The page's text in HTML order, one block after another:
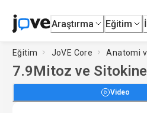
Araştırma Eğitim
Eğitim JoVE Core Anatomi
7.9Mitoz ve
Video